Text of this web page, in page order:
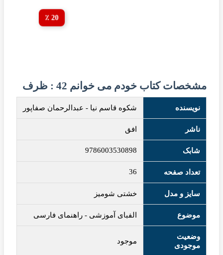
20 ٪
مشخصات کتاب خودم می خوانم 42 : ظرف
نویسنده شکوه قاسم نیا - عبدالرحمان صفاپور
ناشر افق
شابک 9786003530898
تعداد صفحه 36
سایز و مدل خشتی شومیز
موضوع الفبای آموزشی - راهنمای فارسی
وضعیت
موجودی
موجود